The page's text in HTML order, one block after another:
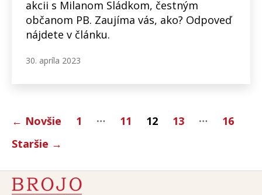
akcii s Milanom Sládkom, čestným
občanom PB. Zaujíma vás, ako? Odpoveď
nájdete v článku.
30. apríla 2023
Stránkovanie
príspevkov
← Novšie 1 … 11 12 13 …
16
Staršie →